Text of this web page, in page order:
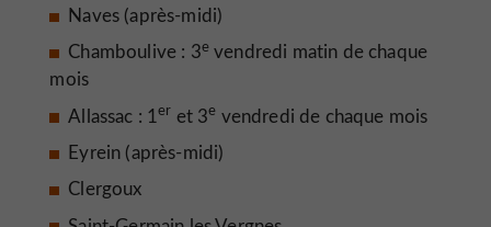
Naves (après-midi)
Chamboulive : 3evendredi matin de chaque
mois
Allassac : 1er et 3e vendredi de chaque mois
Eyrein (après-midi)
Clergoux